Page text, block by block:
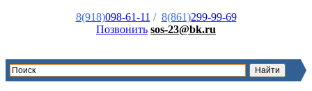
8(918)098-61-11 / 8(861)299-99-69
Позвонить sos-23@bk.ru